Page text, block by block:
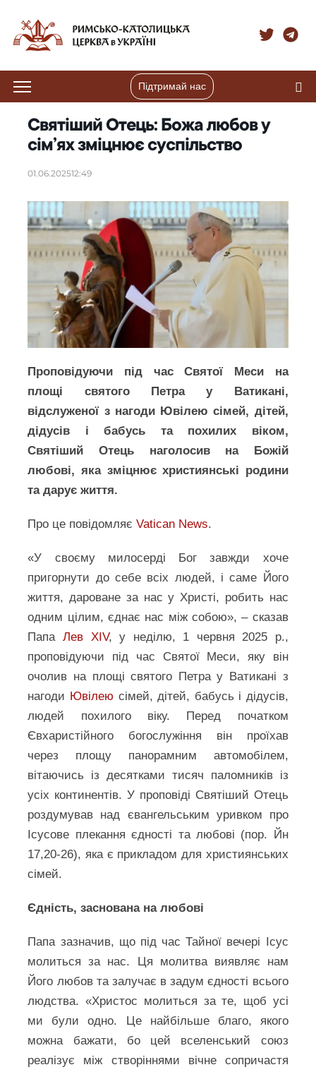
Підтримай нас
Святіший Отець: Божа любов у
сім’ях зміцнює суспільство
01.06.202512:49
Проповідуючи під час Святої Меси на
площі святого Петра у Ватикані,
відслуженої з нагоди Ювілею сімей, дітей,
дідусів і бабусь та похилих віком,
Святіший Отець наголосив на Божій
любові, яка зміцнює християнські родини
та дарує життя.
Про це повідомляєVatican News.
«У своєму милосерді Бог завжди хоче
пригорнути до себе всіх людей, і саме Його
життя, дароване за нас у Христі, робить нас
одним цілим, єднає нас між собою», – сказав
Папа Лев XIV, у неділю, 1 червня 2025 р.,
проповідуючи під час Святої Меси, яку він
очолив на площі святого Петра у Ватикані з
нагоди Ювілею сімей, дітей, бабусь і дідусів,
людей похилого віку. Перед початком
Євхаристійного богослужіння він проїхав
через площу панорамним автомобілем,
вітаючись із десятками тисяч паломників із
усіх континентів. У проповіді Святіший Отець
роздумував над євангельським уривком про
Ісусове плекання єдності та любові (пор. Йн
17,20-26), яка є прикладом для християнських
сімей.
Єдність, заснована на любові
Папа зазначив, що під час Тайної вечері Ісус
молиться за нас. Ця молитва виявляє нам
Його любов та залучає в задум єдності всього
людства. «Христос молиться за те, щоб усі
ми були одно. Це найбільше благо, якого
можна бажати, бо цей вселенський союз
реалізує між створіннями вічне сопричастя